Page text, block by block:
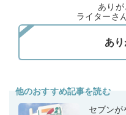
ありが
ライターさ
他のおすすめ記事を読む
セブン